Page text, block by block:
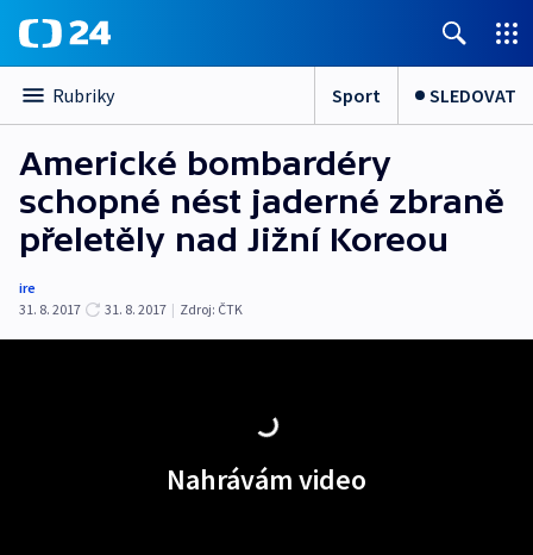
Rubriky Sport SLEDOVAT
Americké bombardéry
schopné nést jaderné zbraně
přeletěly nad Jižní Koreou
ire
31. 8. 2017
31. 8. 2017 | Zdroj: ČTK
Nahrávám video